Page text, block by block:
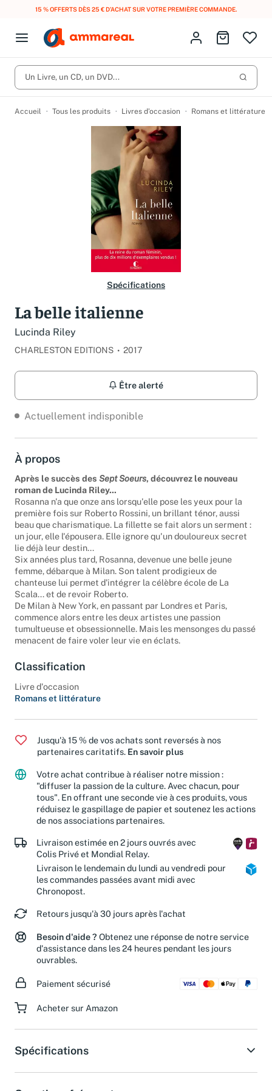
15 % OFFERTS DÈS 25 € D’ACHAT SUR VOTRE PREMIÈRE COMMANDE.
Open menu
Fermer le menu
CD d'occasion
DVD d'occasion
Meilleures ventes
Nos engagements
Lancer
Vous n'avez pas trouvé l'article que vous cherchiez ?
Activez les notifications dans votre compte pour être alerté dès
qu'il est en stock.
Créer une alerte
Identifiez-vous
Aller au
Un Livre, un CD, un DVD...
Accueil Tous les produits Livres d’occasion Romans et littérature
Spécifications
La belle italienne
Lucinda Riley
CHARLESTON EDITIONS 2017
Être alerté
Actuellement indisponible
À propos
Après le succès des Sept Soeurs, découvrez le nouveau
roman de Lucinda Riley...
Rosanna n'a que onze ans lorsqu'elle pose les yeux pour la
première fois sur Roberto Rossini, un brillant ténor, aussi
beau que charismatique. La fillette se fait alors un serment :
un jour, elle l'épousera. Elle ignore qu'un douloureux secret
lie déjà leur destin...
Six années plus tard, Rosanna, devenue une belle jeune
femme, débarque à Milan. Son talent prodigieux de
chanteuse lui permet d'intégrer la célèbre école de La
Scala... et de revoir Roberto.
De Milan à New York, en passant par Londres et Paris,
commence alors entre les deux artistes une passion
tumultueuse et obsessionnelle. Mais les mensonges du passé
menacent de faire voler leur vie en éclats.
Classification
Livre d'occasion
Romans et littérature
Jusqu'à 15 % de vos achats sont reversés à nos
partenaires caritatifs. En savoir plus
Votre achat contribue à réaliser notre mission :
"diffuser la passion de la culture. Avec chacun, pour
tous". En offrant une seconde vie à ces produits, vous
réduisez le gaspillage de papier et soutenez les actions
de nos associations partenaires.
Livraison estimée en 2 jours ouvrés avec
Colis Privé et Mondial Relay.
Livraison le lendemain du lundi au vendredi pour
les commandes passées avant midi avec
Chronopost.
Retours jusqu'à 30 jours après l'achat
Besoin d'aide ? Obtenez une réponse de notre service
d'assistance dans les 24 heures pendant les jours
ouvrables.
Paiement sécurisé
Acheter sur Amazon
Spécifications